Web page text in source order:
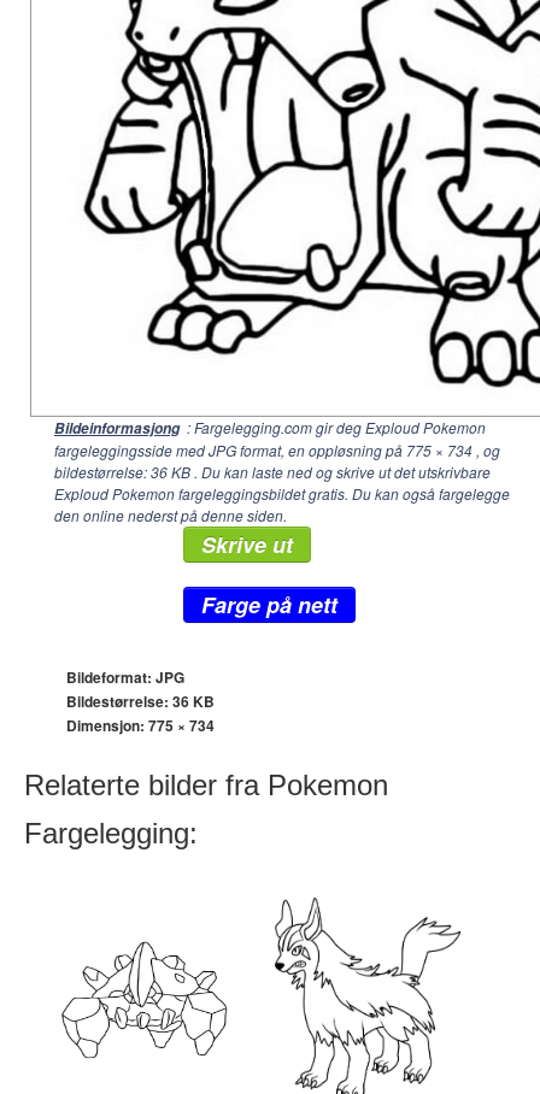
Bildeinformasjong : Fargelegging.com gir deg Exploud Pokemon
fargeleggingsside med JPG format, en oppløsning på 775 × 734 , og
bildestørrelse: 36 KB . Du kan laste ned og skrive ut det utskrivbare
Exploud Pokemon fargeleggingsbildet gratis. Du kan også fargelegge
den online nederst på denne siden.
Skrive ut
Farge på nett
Bildeformat: JPG
Bildestørrelse: 36 KB
Dimensjon: 775 × 734
Relaterte bilder fra Pokemon
Fargelegging: